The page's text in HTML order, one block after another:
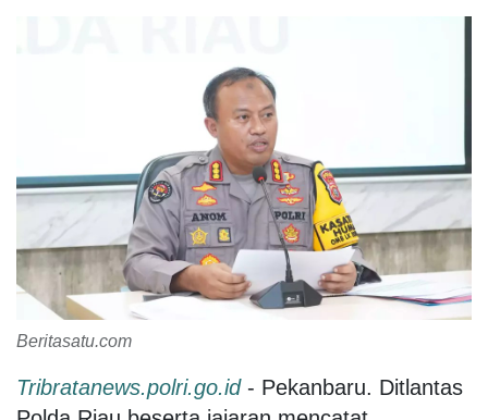
Beritasatu.com
Tribratanews.polri.go.id - Pekanbaru. Ditlantas